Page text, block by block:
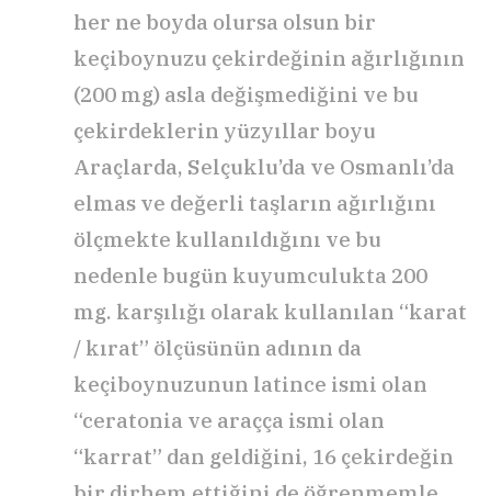
her ne boyda olursa olsun bir
keçiboynuzu çekirdeğinin ağırlığının
(200 mg) asla değişmediğini ve bu
çekirdeklerin yüzyıllar boyu
Araçlarda, Selçuklu’da ve Osmanlı’da
elmas ve değerli taşların ağırlığını
ölçmekte kullanıldığını ve bu
nedenle bugün kuyumculukta 200
mg. karşılığı olarak kullanılan “karat
/ kırat” ölçüsünün adının da
keçiboynuzunun latince ismi olan
“ceratonia ve araçça ismi olan
“karrat” dan geldiğini, 16 çekirdeğin